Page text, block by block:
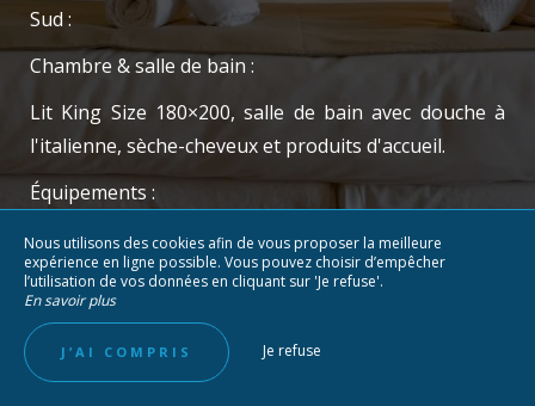
Sud :
Chambre & salle de bain :
Lit King Size 180×200, salle de bain avec douche à
l'italienne, sèche-cheveux et produits d'accueil.
Équipements :
Climatisation, télévision écran plat, radio Bluetooth,
Wi-Fi gratuit et illimité, cafetière Nespresso,
bouilloire, petit réfrigérateur, rangements, fauteuils
et table basse.
Votre terrasse privée :
Nous utilisons des cookies afin de vous proposer la meilleure
expérience en ligne possible. Vous pouvez choisir d’empêcher
l’utilisation de vos données en cliquant sur 'Je refuse'.
En savoir plus
J’AI COMPRIS Je refuse